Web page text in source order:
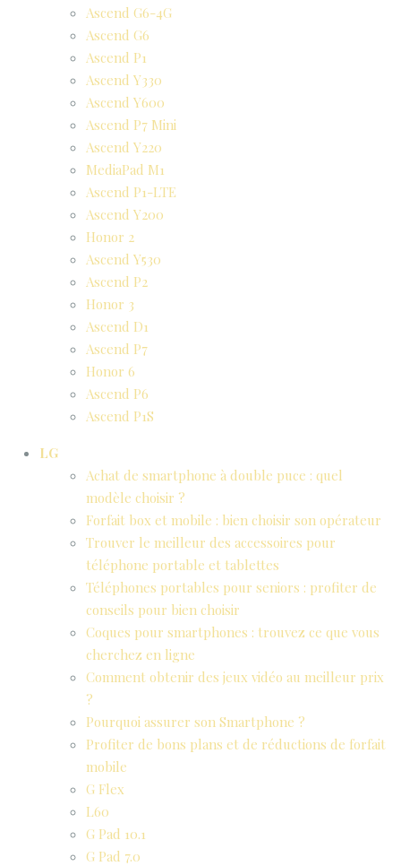
Ascend G6-4G
Ascend G6
Ascend P1
Ascend Y330
Ascend Y600
Ascend P7 Mini
Ascend Y220
MediaPad M1
Ascend P1-LTE
Ascend Y200
Honor 2
Ascend Y530
Ascend P2
Honor 3
Ascend D1
Ascend P7
Honor 6
Ascend P6
Ascend P1S
LG
Achat de smartphone à double puce : quel
modèle choisir ?
Forfait box et mobile : bien choisir son opérateur
Trouver le meilleur des accessoires pour
téléphone portable et tablettes
Téléphones portables pour seniors : profiter de
conseils pour bien choisir
Coques pour smartphones : trouvez ce que vous
cherchez en ligne
Comment obtenir des jeux vidéo au meilleur prix
?
Pourquoi assurer son Smartphone ?
Profiter de bons plans et de réductions de forfait
mobile
G Flex
L60
G Pad 10.1
G Pad 7.0